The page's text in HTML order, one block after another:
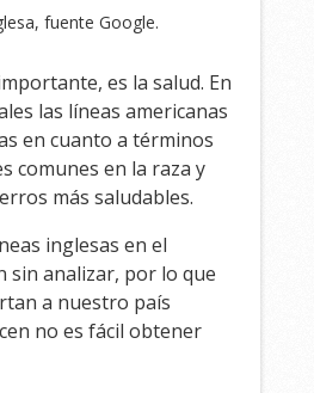
fuente Google.
es la salud. En
las líneas americanas
en cuanto a términos
comunes en la raza y
más saludables.
inglesas en el
sin analizar, por lo que
a nuestro país
no es fácil obtener